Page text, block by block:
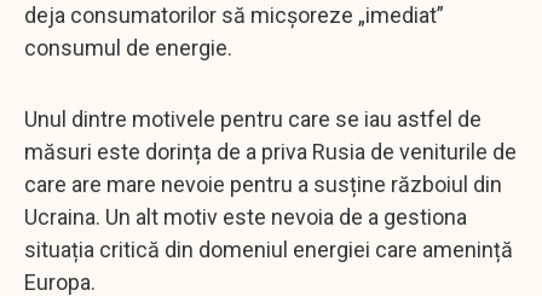
deja consumatorilor să micșoreze „imediat”
consumul de energie.
Unul dintre motivele pentru care se iau astfel de
măsuri este dorința de a priva Rusia de veniturile de
care are mare nevoie pentru a susține războiul din
Ucraina. Un alt motiv este nevoia de a gestiona
situația critică din domeniul energiei care amenință
Europa.